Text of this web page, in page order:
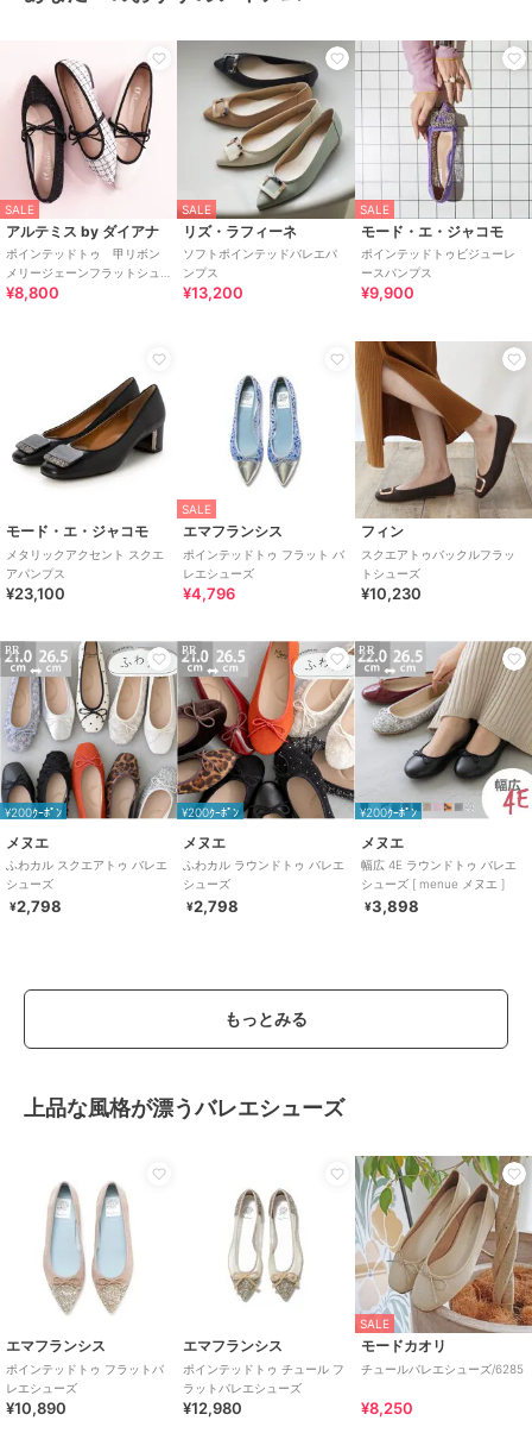
SALE
アルテミス by ダイアナ
ポインテッドトゥ 甲リボン
メリージェーンフラットシュ
ーズ
¥8,800
SALE
リズ・ラフィーネ
ソフトポインテッドバレエパ
ンプス
¥13,200
SALE
モード・エ・ジャコモ
ポインテッドトゥビジューレ
ースパンプス
¥9,900
モード・エ・ジャコモ
メタリックアクセント スクエ
アパンプス
¥23,100
SALE
エマフランシス
ポインテッドトゥ フラット バ
レエシューズ
¥4,796
フィン
スクエアトゥバックルフラッ
トシューズ
¥10,230
PR
¥200ｸｰﾎﾟﾝ
メヌエ
ふわカル スクエアトゥ バレエ
シューズ
¥2,798
PR
¥200ｸｰﾎﾟﾝ
メヌエ
ふわカル ラウンドトゥ バレエ
シューズ
¥2,798
PR
¥200ｸｰﾎﾟﾝ
メヌエ
幅広 4E ラウンドトゥ バレエ
シューズ [ menue メヌエ ]
¥3,898
もっとみる
上品な風格が漂うバレエシューズ
エマフランシス
ポインテッドトゥ フラットバ
レエシューズ
¥10,890
エマフランシス
ポインテッドトゥ チュール フ
ラットバレエシューズ
¥12,980
SALE
モードカオリ
チュールバレエシューズ/6285
¥8,250